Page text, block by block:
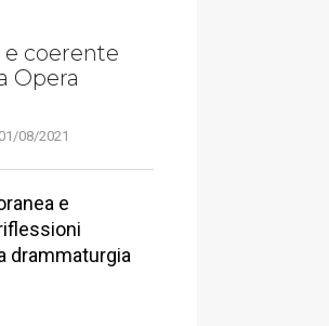
coerente
Opera
08/2021
e
drammaturgia